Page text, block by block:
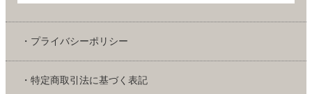
・プライバシーポリシー
・特定商取引法に基づく表記